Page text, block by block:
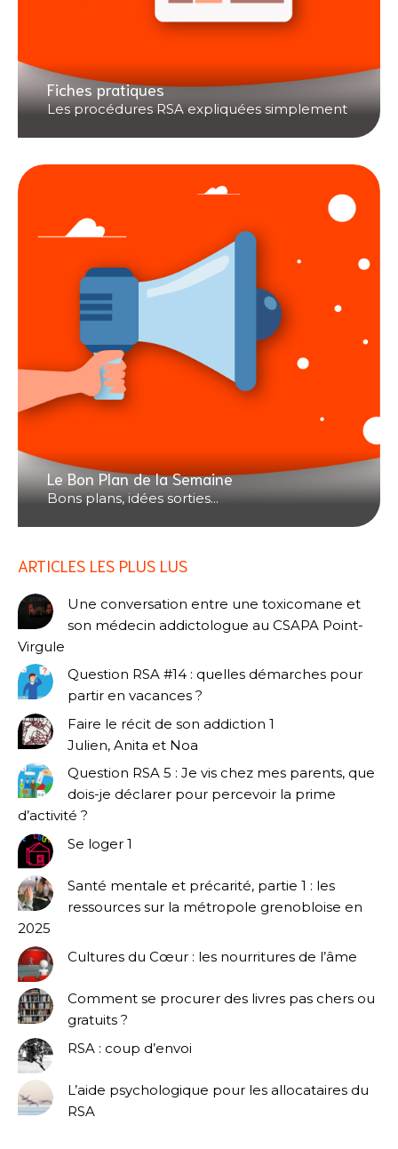
Fiches pratiques
Les procédures RSA expliquées simplement
Le Bon Plan de la Semaine
Bons plans, idées sorties...
ARTICLES LES PLUS LUS
Une conversation entre une toxicomane et
son médecin addictologue au CSAPA Point-
Virgule
Question RSA #14 : quelles démarches pour
partir en vacances ?
Faire le récit de son addiction 1
Julien, Anita et Noa
Question RSA 5 : Je vis chez mes parents, que
dois-je déclarer pour percevoir la prime
d’activité ?
Se loger 1
Santé mentale et précarité, partie 1 : les
ressources sur la métropole grenobloise en
2025
Cultures du Cœur : les nourritures de l’âme
Comment se procurer des livres pas chers ou
gratuits ?
RSA : coup d’envoi
L’aide psychologique pour les allocataires du
RSA